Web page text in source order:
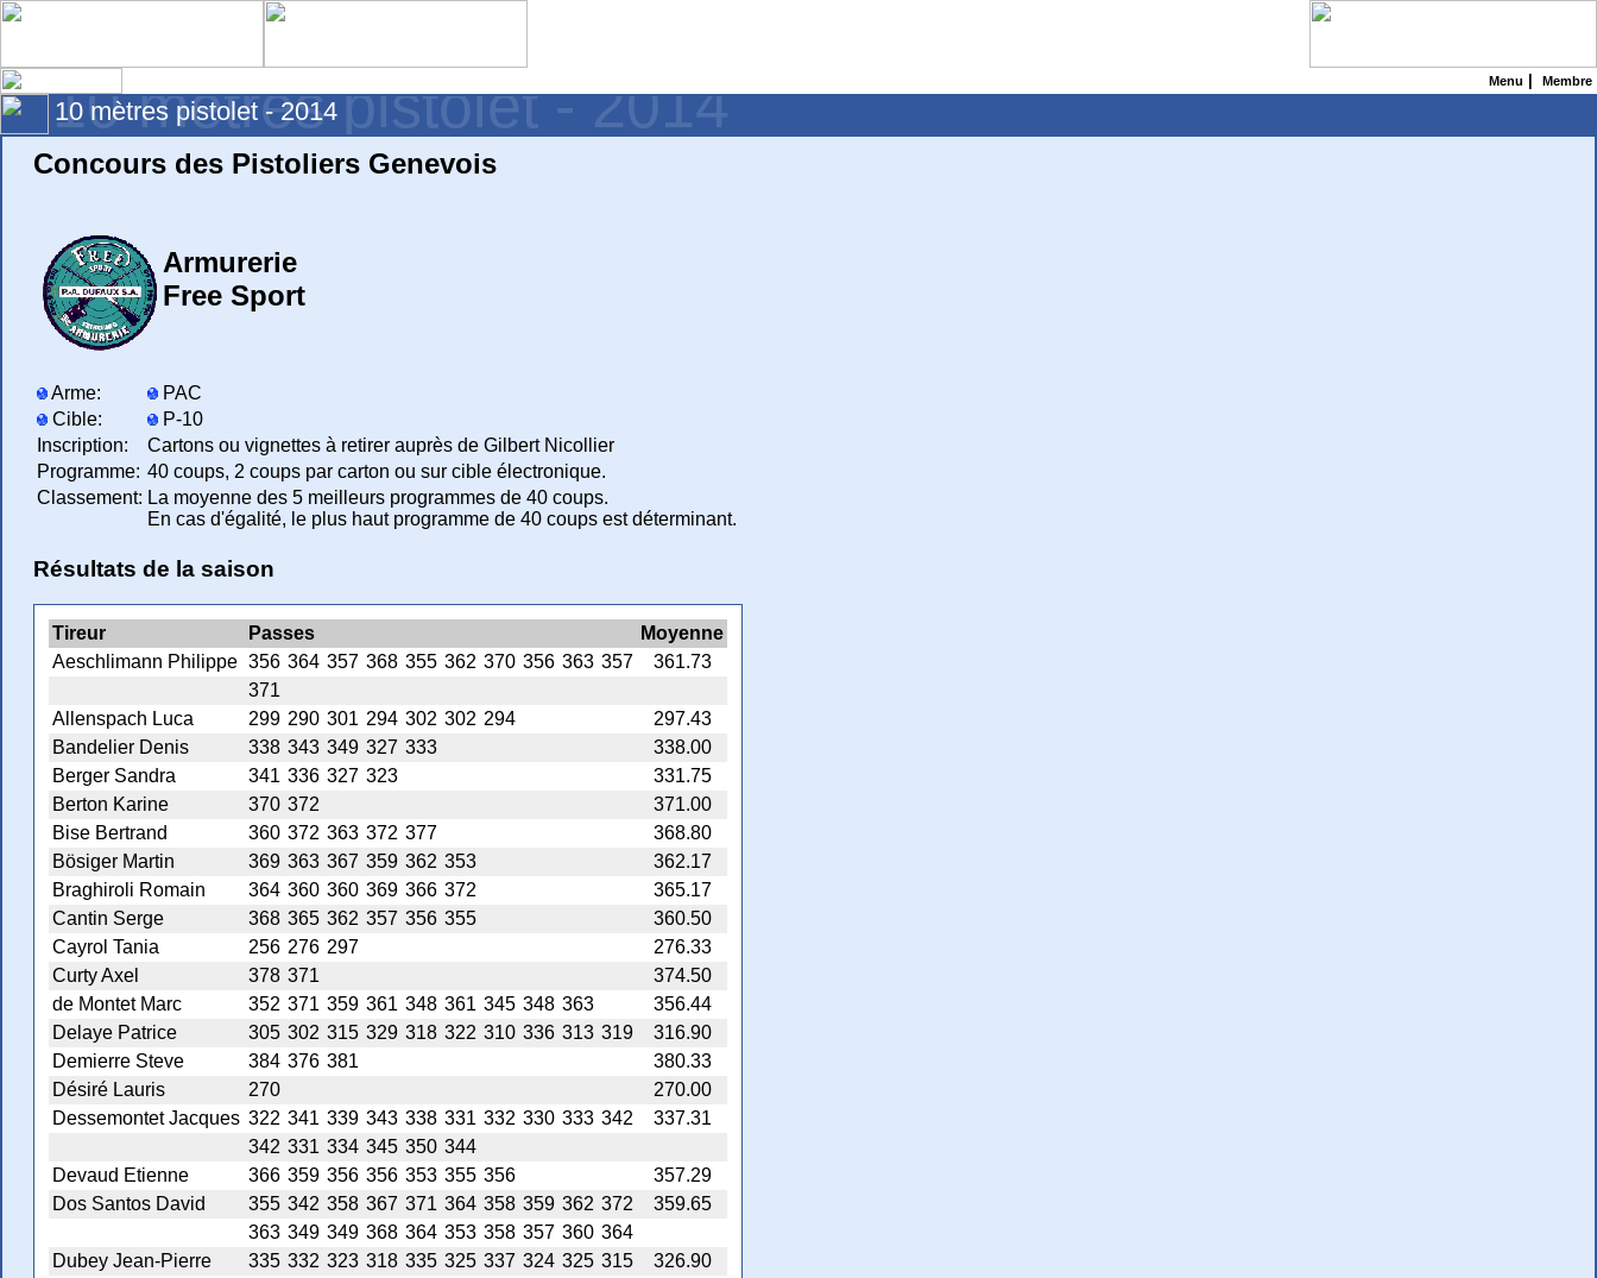
Menu Membre
10 mètres pistolet - 2014
10 mètres pistolet - 2014
Concours des Pistoliers Genevois
Armurerie
Free Sport
Arme:
PAC
Cible:
P-10
Inscription:
Cartons ou vignettes à retirer auprès de Gilbert Nicollier
Programme: 40 coups, 2 coups par carton ou sur cible électronique.
Classement: La moyenne des 5 meilleurs programmes de 40 coups.
En cas d'égalité, le plus haut programme de 40 coups est déterminant.
Résultats de la saison
Tireur Passes
Moyenne
Aeschlimann Philippe 356 364 357 368 355 362 370 356 363 357
361.73
371
Allenspach Luca
299 290 301 294 302 302 294
297.43
Bandelier Denis
338 343 349 327 333
338.00
Berger Sandra
341 336 327 323
331.75
Berton Karine
370 372
371.00
Bise Bertrand
360 372 363 372 377
368.80
Bösiger Martin
369 363 367 359 362 353
362.17
Braghiroli Romain
364 360 360 369 366 372
365.17
Cantin Serge
368 365 362 357 356 355
360.50
Cayrol Tania
256 276 297
276.33
Curty Axel
378 371
374.50
de Montet Marc
352 371 359 361 348 361 345 348 363
356.44
Delaye Patrice
305 302 315 329 318 322 310 336 313 319
316.90
Demierre Steve
384 376 381
380.33
Désiré Lauris
270
270.00
Dessemontet Jacques 322 341 339 343 338 331 332 330 333 342
337.31
342 331 334 345 350 344
Devaud Etienne
366 359 356 356 353 355 356
357.29
Dos Santos David
355 342 358 367 371 364 358 359 362 372
359.65
363 349 349 368 364 353 358 357 360 364
Dubey Jean-Pierre
335 332 323 318 335 325 337 324 325 315
326.90